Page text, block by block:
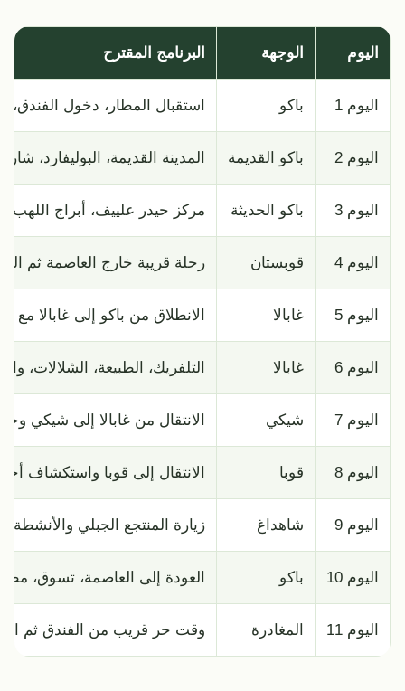
اليوم الوجهة البرنامج المقترح
اليوم 1 باكو استقبال المطار، دخول الفندق،
اليوم 2 باكو القديمة المدينة القديمة، البوليفارد،
اليوم 3 باكو الحديثة مركز حيدر علييف، أبراج اللهب،
اليوم 4 قوبستان رحلة قريبة خارج العاصمة ثم
اليوم 5 غابالا الانطلاق من باكو إلى غابالا مع
اليوم 6 غابالا التلفريك، الطبيعة،
اليوم 7 شيكي الانتقال من غابالا إلى شيكي
اليوم 8 قوبا الانتقال إلى قوبا واستكشاف
اليوم 9 شاهداغ زيارة المنتجع الجبلي والأنشطة
اليوم 10 باكو العودة إلى العاصمة، تسوق،
اليوم 11 المغادرة وقت حر قريب من الفندق ثم